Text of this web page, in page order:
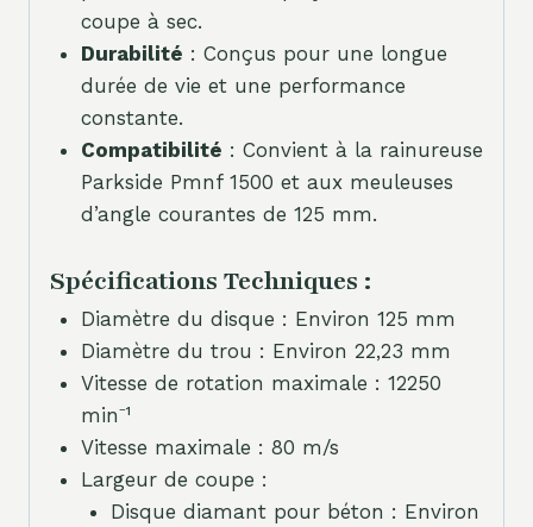
coupe à sec.
Durabilité : Conçus pour une longue
durée de vie et une performance
constante.
Compatibilité : Convient à la rainureuse
Parkside Pmnf 1500 et aux meuleuses
d’angle courantes de 125 mm.
Spécifications Techniques :
Diamètre du disque : Environ 125 mm
Diamètre du trou : Environ 22,23 mm
Vitesse de rotation maximale : 12250
min⁻¹
Vitesse maximale : 80 m/s
Largeur de coupe :
Disque diamant pour béton : Environ